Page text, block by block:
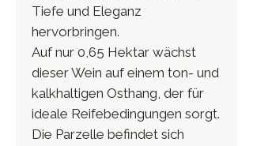
Tiefe und Eleganz
hervorbringen.
Auf nur 0,65 Hektar wächst
dieser Wein auf einem ton- und
kalkhaltigen Osthang, der für
ideale Reifebedingungen sorgt.
Die Parzelle befindet sich